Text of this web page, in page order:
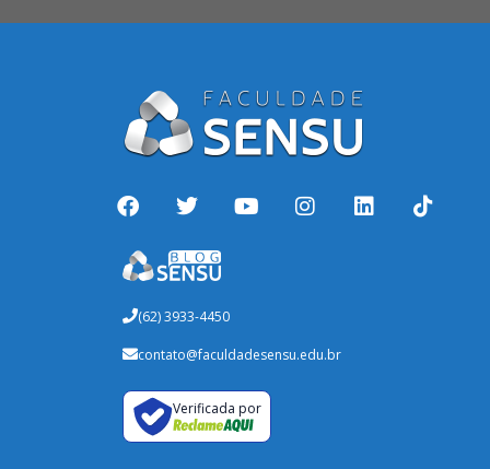
(62) 3933-4450
contato@faculdadesensu.edu.br
Verificada por